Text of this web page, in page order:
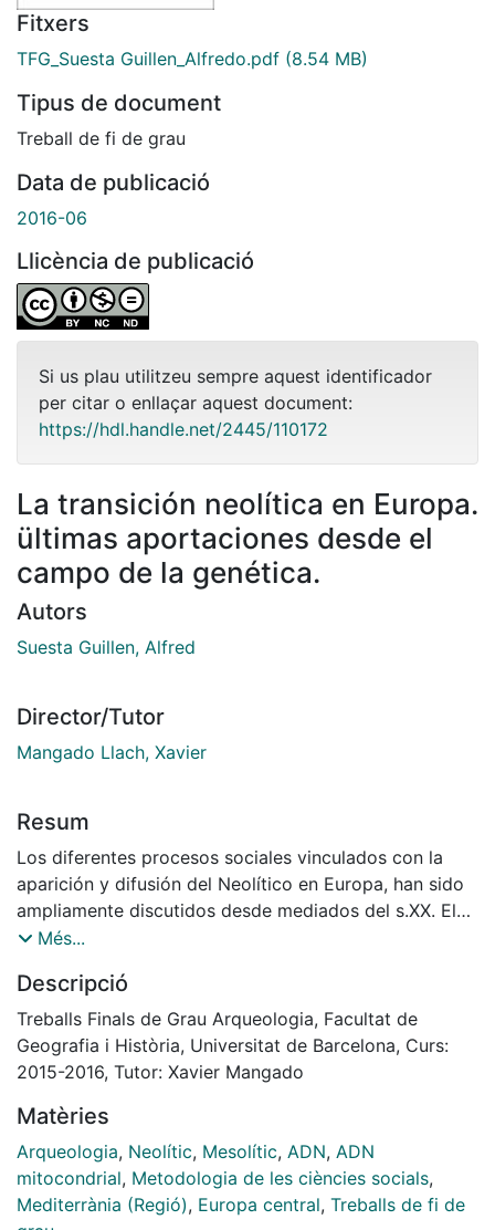
Fitxers
TFG_Suesta Guillen_Alfredo.pdf (8.54 MB)
Tipus de document
Treball de fi de grau
Data de publicació
2016-06
Llicència de publicació
Si us plau utilitzeu sempre aquest identificador
per citar o enllaçar aquest document:
https://hdl.handle.net/2445/110172
La transición neolítica en Europa.
ültimas aportaciones desde el
campo de la genética.
Autors
Suesta Guillen, Alfred
Director/Tutor
Mangado Llach, Xavier
Resum
Los diferentes procesos sociales vinculados con la
aparición y difusión del Neolítico en Europa, han sido
ampliamente discutidos desde mediados del s.XX. El
debate ha girado en torno a dos posturas
expansión demográfica y los que defienden procesos
de mutación de las poblaciones locales. Gracias a los
nuevos métodos de análisis de ADN antiguo (ADNa) e
isótopos estables realizados sobre muestras
que podrían proporcionar las primeras evidencias
tangibles de movilidad intergrupal e interacciones
socioculturales entre grupos mesolíticos y neolíticos.
Esto genera un nuevo escenario en el que ambas
Més...
Descripció
Treballs Finals de Grau Arqueologia, Facultat de
Geografia i Història, Universitat de Barcelona, Curs:
2015-2016, Tutor: Xavier Mangado
Matèries
Arqueologia, Neolític, Mesolític, ADN, ADN
mitocondrial, Metodologia de les ciències socials,
Mediterrània (Regió), Europa central, Treballs de fi de